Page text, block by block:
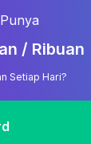
Punya
/ Ribuan
Setiap Hari?